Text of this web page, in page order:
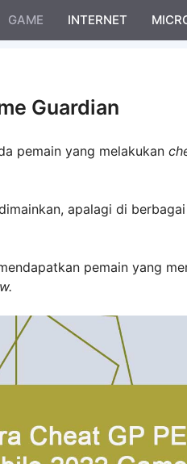
GAME INTERNET
Guardian
pemain yang melakukan
apalagi di
pemain yang